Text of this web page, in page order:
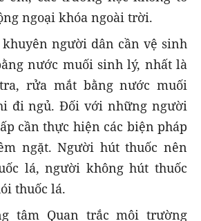
ngoại khóa ngoài trời.
khuyên người dân cần vệ sinh
nước muối sinh lý, nhất là
rửa mắt bằng nước muối
đi ngủ. Đối với những người
cần thực hiện các biện pháp
ngặt. Người hút thuốc nên
lá, người không hút thuốc
thuốc lá.
tâm Quan trắc môi trường